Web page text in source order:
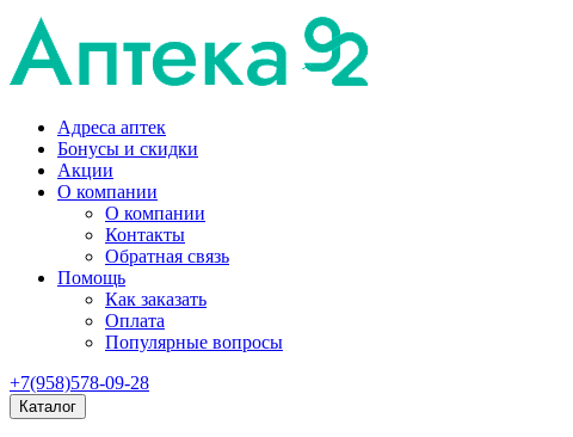
Адреса аптек
Бонусы и скидки
Акции
О компании
О компании
Контакты
Обратная связь
Помощь
Как заказать
Оплата
Популярные вопросы
+7(958)578-09-28
Каталог